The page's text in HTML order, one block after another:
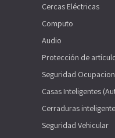
Cercas Eléctricas
Computo
Audio
Protección de
Seguridad
Casas Inteligentes
Cerraduras
Seguridad Vehicular